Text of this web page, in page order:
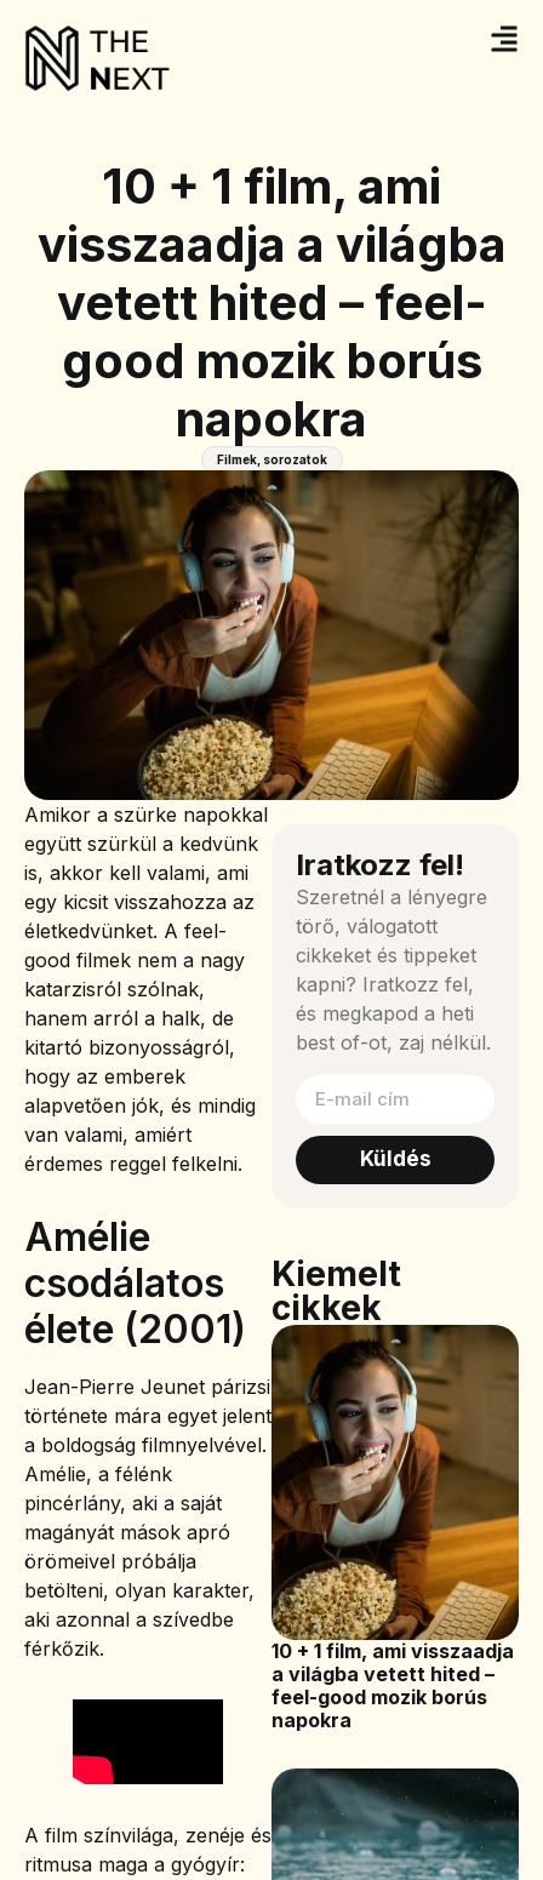
10 + 1 film, ami
visszaadja a világba
vetett hited – feel-
good mozik borús
napokra
Filmek, sorozatok
Amikor a szürke napokkal
együtt szürkül a kedvünk
is, akkor kell valami, ami
egy kicsit visszahozza az
életkedvünket. A feel-
good filmek nem a nagy
katarzisról szólnak,
hanem arról a halk, de
kitartó bizonyosságról,
hogy az emberek
alapvetően jók, és mindig
van valami, amiért
érdemes reggel felkelni.
Amélie
csodálatos
élete (2001)
Jean-Pierre Jeunet párizsi
története mára egyet jelent
a boldogság filmnyelvével.
Amélie, a félénk
pincérlány, aki a saját
magányát mások apró
örömeivel próbálja
betölteni, olyan karakter,
aki azonnal a szívedbe
férkőzik.
A film színvilága, zenéje és
ritmusa maga a gyógyír:
Iratkozz fel!
Szeretnél a lényegre
törő, válogatott
cikkeket és tippeket
kapni? Iratkozz fel,
és megkapod a heti
best of-ot, zaj nélkül.
Küldés
Kiemelt
cikkek
10 + 1 film, ami visszaadja
a világba vetett hited –
feel-good mozik borús
napokra